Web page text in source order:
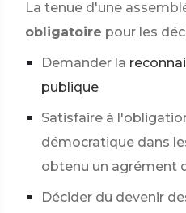
La tenue d'une
obligatoire pour les
Demander la
publique
Satisfaire à
démocratique dans
obtenu un agrément
Décider du devenir